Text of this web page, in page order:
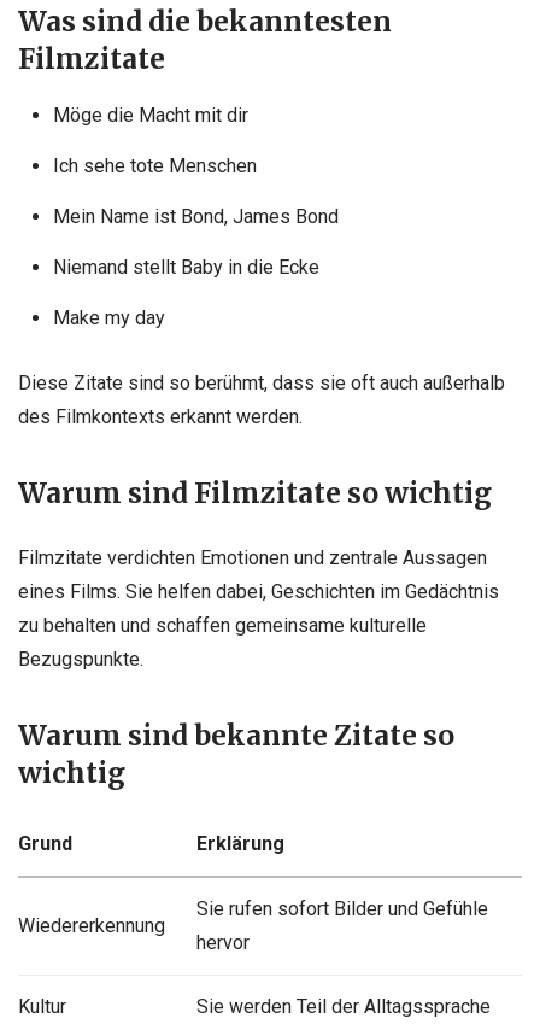
Was sind die bekanntesten
Filmzitate
Möge die Macht mit dir
Ich sehe tote Menschen
Mein Name ist Bond, James Bond
Niemand stellt Baby in die Ecke
Make my day
Diese Zitate sind so berühmt, dass sie oft auch außerhalb
des Filmkontexts erkannt werden.
Warum sind Filmzitate so wichtig
Filmzitate verdichten Emotionen und zentrale Aussagen
eines Films. Sie helfen dabei, Geschichten im Gedächtnis
zu behalten und schaffen gemeinsame kulturelle
Bezugspunkte.
Warum sind bekannte Zitate so
wichtig
Grund Erklärung
Wiedererkennung
Sie rufen sofort Bilder und Gefühle
hervor
Kultur Sie werden Teil der Alltagssprache